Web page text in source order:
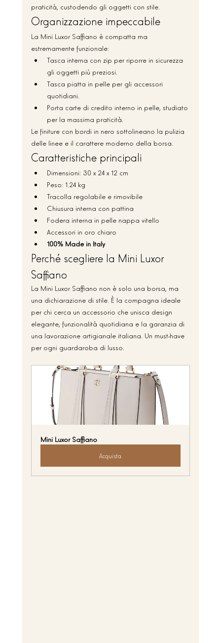
praticità, custodendo gli oggetti con stile.
Organizzazione impeccabile
La Mini Luxor Saffiano è compatta ma
estremamente funzionale:
Tasca interna con zip per riporre in sicurezza
gli oggetti più preziosi.
Tasca piatta in pelle per gli accessori
quotidiani.
Porta carte di credito interno in pelle, studiato
per la massima praticità.
Le finiture con bordi in nero sottolineano la pulizia
delle linee e il carattere moderno della borsa.
Caratteristiche principali
Dimensioni: 30 x 24 x 12 cm
Peso: 1.24 kg
Tracolla regolabile e rimovibile
Chiusura interna con pattina
Fodera interna in pelle nappa vitello
Accessori in oro chiaro
100% Made in Italy
Perché scegliere la Mini Luxor
Saffiano
La Mini Luxor Saffiano non è solo una borsa, ma
una dichiarazione di stile. È la compagna ideale
per chi cerca un accessorio che unisca design
elegante, funzionalità quotidiana e la garanzia di
una lavorazione artigianale italiana. Un must-have
per ogni guardaroba di lusso.
Mini Luxor Saffiano
Acquista